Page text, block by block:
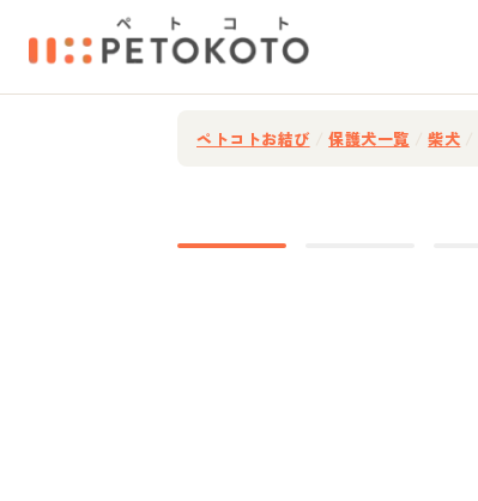
ペトコトお結び 保護犬一覧 柴犬